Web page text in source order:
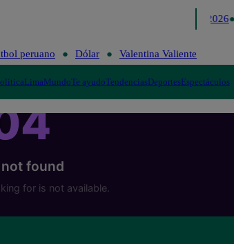
Perú Decide 2026
peruano Dólar Valentina Valiente
LimaMundoTe ayudoTendenciasDeportesEspectáculos